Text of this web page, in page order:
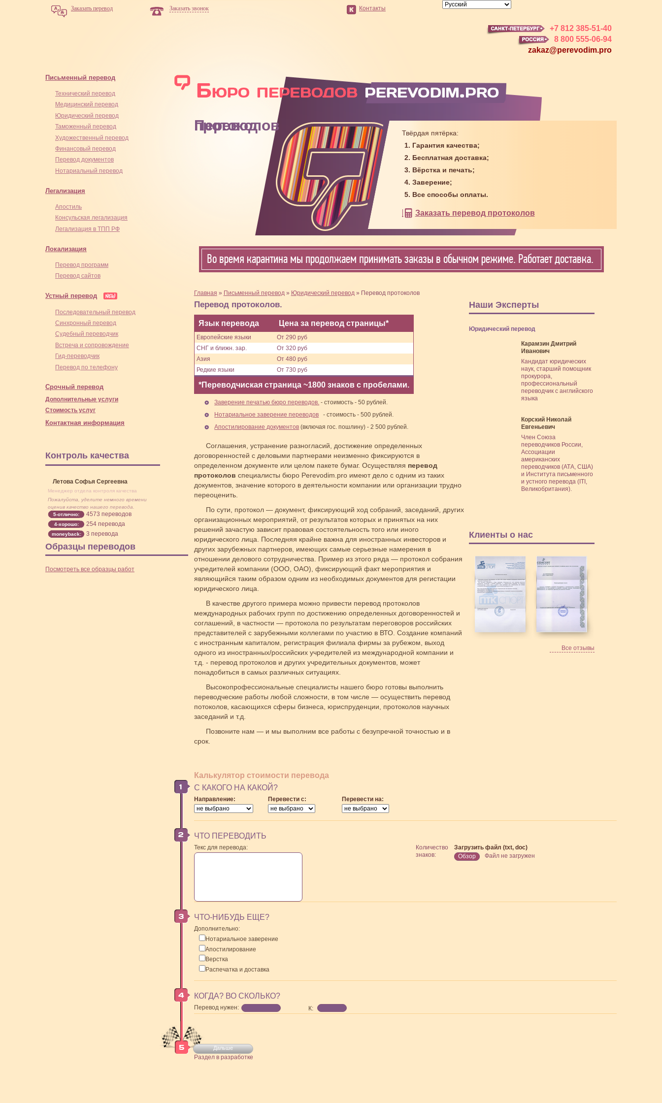
Заказать перевод Заказать звонок Контакты
+7 812 385-51-40
8 800 555-06-94
zakaz@perevodim.pro
Письменный перевод
Технический перевод
Медицинский перевод
Юридический перевод
Таможенный перевод
Художественный перевод
Финансовый перевод
Перевод документов
Нотариальный перевод
Легализация
Апостиль
Консульская легализация
Легализация в ТПП РФ
Локализация
Перевод программ
Перевод сайтов
Устный перевод
Последовательный перевод
Синхронный перевод
Cудебный переводчик
Встреча и сопровождение
Гид-переводчик
Перевод по телефону
Срочный перевод
Дополнительные услуги
Стоимость услуг
Контактная информация
Контроль качества
Летова Софья Сергеевна
Менеджер отдела контроля качества
Пожалуйста, уделите немного времени
оценив качество нашего перевода.
5-отлично:
4573 переводов
4-хорошо: 254 перевода
moneyback: 3 перевода
Образцы переводов
Посмотреть все образцы работ
Перевод протоколов
Твёрдая пятёрка:
Гарантия качества;
Бесплатная доставка;
Вёрстка и печать;
Заверение;
Все способы оплаты.
Заказать перевод протоколов
Во время карантина мы продолжаем принимать заказы в обычном режиме. Работает доставка.
Главная » Письменный перевод» Юридический перевод» Перевод протоколов
Наши Эксперты
Юридический перевод
Карамзин Дмитрий
Иванович
Кандидат юридических
наук, старший помощник
прокурора,
профессиональный
переводчик с английского
языка
Корский Николай
Евгеньевич
Член Союза
переводчиков России,
Ассоциации
американских
переводчиков (АТА, США)
и Института письменного
и устного перевода (ITI,
Великобритания).
Клиенты о нас
Все отзывы
Перевод протоколов.
Язык перевода Цена за перевод страницы*
Европейские языки
От 290 руб
СНГ и ближн. зар.
От 320 руб
Азия
От 480 руб
Редкие языки
От 730 руб
*Переводчиская страница ~1800 знаков с пробелами.
Заверение печатью бюро переводов. - стоимость - 50 рублей.
Нотариальное заверение переводов - стоимость - 500 рублей.
Апостилирование документов (включая гос. пошлину) - 2 500 рублей.
Соглашения, устранение разногласий, достижение определенных
договоренностей с деловыми партнерами неизменно фиксируются в
определенном документе или целом пакете бумаг. Осуществляя перевод
протоколов специалисты бюро Perevodim.pro имеют дело с одним из таких
документов, значение которого в деятельности компании или организации трудно
переоценить.
По сути, протокол — документ, фиксирующий ход собраний, заседаний, других
организационных мероприятий, от результатов которых и принятых на них
решений зачастую зависит правовая состоятельность того или иного
юридического лица. Последняя крайне важна для иностранных инвесторов и
других зарубежных партнеров, имеющих самые серьезные намерения в
отношении делового сотрудничества. Пример из этого ряда — протокол собрания
учредителей компании (ООО, ОАО), фиксирующий факт мероприятия и
являющийся таким образом одним из необходимых документов для регистации
юридического лица.
В качестве другого примера можно привести перевод протоколов
международных рабочих групп по достижению определенных договоренностей и
соглашений, в частности — протокола по результатам переговоров российских
представителей с зарубежными коллегами по участию в ВТО. Создание компаний
с иностранным капиталом, регистрация филиала фирмы за рубежом, выход
одного из иностранных/российских учредителей из международной компании и
т.д. - перевод протоколов и других учредительных документов, может
понадобиться в самых различных ситуациях.
Высокопрофессиональные специалисты нашего бюро готовы выполнить
переводческие работы любой сложности, в том числе — осуществить перевод
потоколов, касающихся сферы бизнеса, юриспруденции, протоколов научных
заседаний и т.д.
Позвоните нам — и мы выполним все работы с безупречной точностью и в
срок.
Калькулятор стоимости перевода
С КАКОГО НА КАКОЙ?
Направление: Перевести с: Перевести на:
ЧТО ПЕРЕВОДИТЬ
Загрузить файл (txt, doc)
Обзор
Файл не загружен
Текс для перевода:
Количество
знаков:
ЧТО-НИБУДЬ ЕЩЕ?
Дополнительно:
Нотариальное заверение
Апостилирование
Верстка
Распечатка и доставка
КОГДА? ВО СКОЛЬКО?
Перевод нужен: К:
Дальше
Раздел в разработке